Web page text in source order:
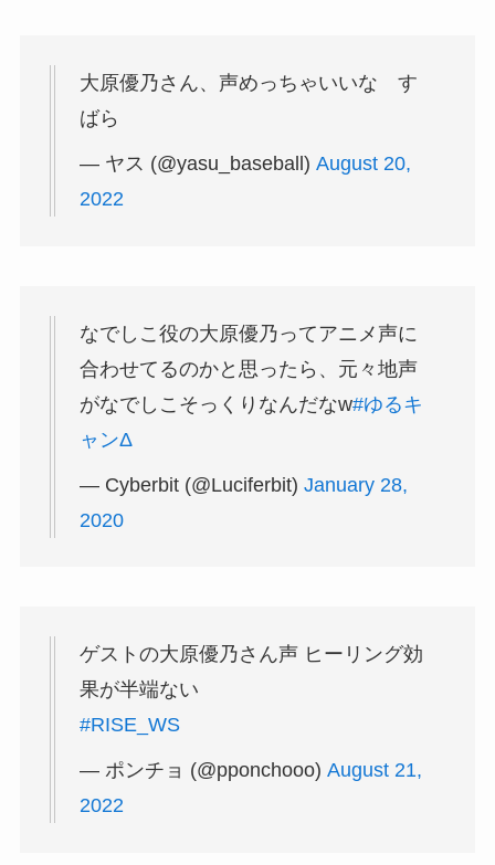
大原優乃さん、声めっちゃいいな す
ばら
— ヤス (@yasu_baseball) August 20,
2022
なでしこ役の大原優乃ってアニメ声に
合わせてるのかと思ったら、元々地声
がなでしこそっくりなんだなw#ゆるキ
ャンΔ
— Cyberbit (@Luciferbit) January 28,
2020
ゲストの大原優乃さん声 ヒーリング効
果が半端ない
#RISE_WS
— ポンチョ (@pponchooo) August 21,
2022